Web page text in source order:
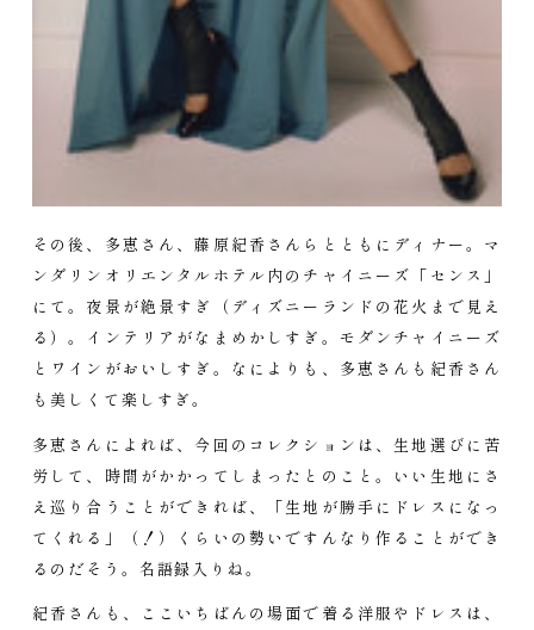
その後、多恵さん、藤原紀香さんらとともにディナー。マ
ンダリンオリエンタルホテル内のチャイニーズ「センス」
にて。夜景が絶景すぎ（ディズニーランドの花火まで見え
る）。インテリアがなまめかしすぎ。モダンチャイニーズ
とワインがおいしすぎ。なによりも、多恵さんも紀香さん
も美しくて楽しすぎ。
多恵さんによれば、今回のコレクションは、生地選びに苦
労して、時間がかかってしまったとのこと。いい生地にさ
え巡り合うことができれば、「生地が勝手にドレスになっ
てくれる」（！）くらいの勢いですんなり作ることができ
るのだそう。名語録入りね。
紀香さんも、ここいちばんの場面で着る洋服やドレスは、